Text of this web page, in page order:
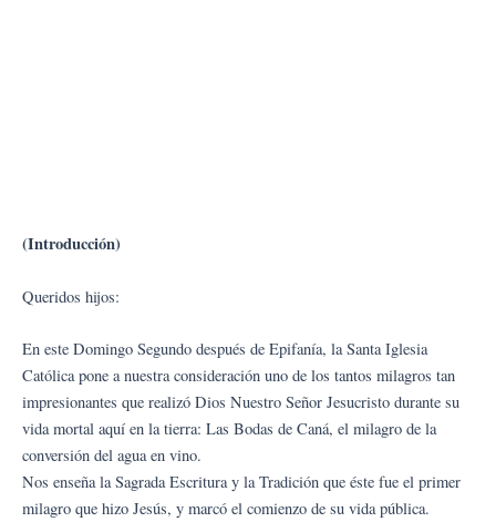
(Introducción)
Queridos hijos:
En este Domingo Segundo después de Epifanía, la Santa Iglesia
Católica pone a nuestra consideración uno de los tantos milagros tan
impresionantes que realizó Dios Nuestro Señor Jesucristo durante su
vida mortal aquí en la tierra: Las Bodas de Caná, el milagro de la
conversión del agua en vino.
Nos enseña la Sagrada Escritura y la Tradición que éste fue el primer
milagro que hizo Jesús, y marcó el comienzo de su vida pública.